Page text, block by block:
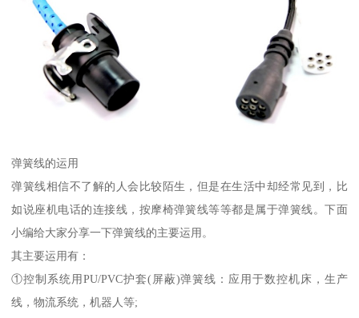
弹簧线的运用
弹簧线相信不了解的人会比较陌生，但是在生活中却经常见到，比
如说座机电话的连接线，按摩椅弹簧线等等都是属于弹簧线。下面
小编给大家分享一下弹簧线的主要运用。
其主要运用有：
①控制系统用PU/PVC护套(屏蔽)弹簧线：应用于数控机床，生产
线，物流系统，机器人等;